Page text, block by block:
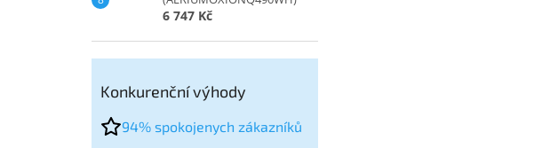
6 747 Kč
Konkurenční výhody
94% spokojenych zákazníků